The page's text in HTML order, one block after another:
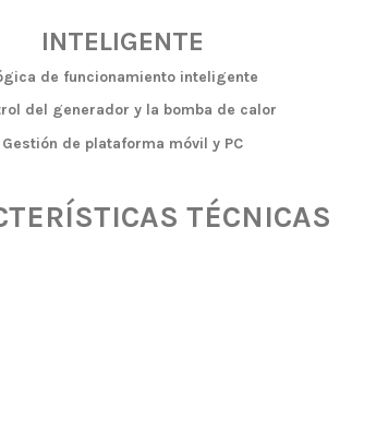
INTELIGENTE
de funcionamiento inteligente
del generador y la bomba de calor
Gestión de plataforma móvil y PC
TÉCNICAS